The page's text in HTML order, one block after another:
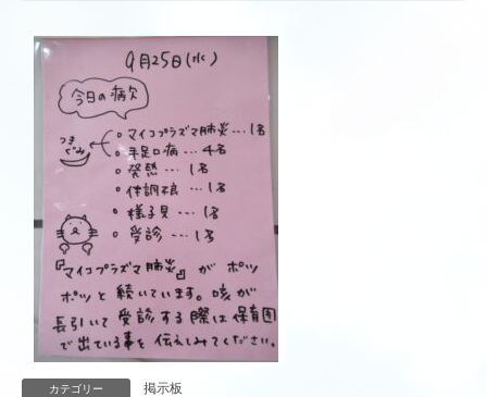
カテゴリー 掲示板